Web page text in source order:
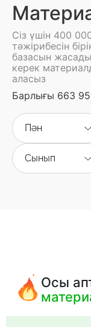
Сіз үшін 400
тәжірибесін
базасын
керек
аласыз
Барлығы 663
Пән
Сынып
Осы